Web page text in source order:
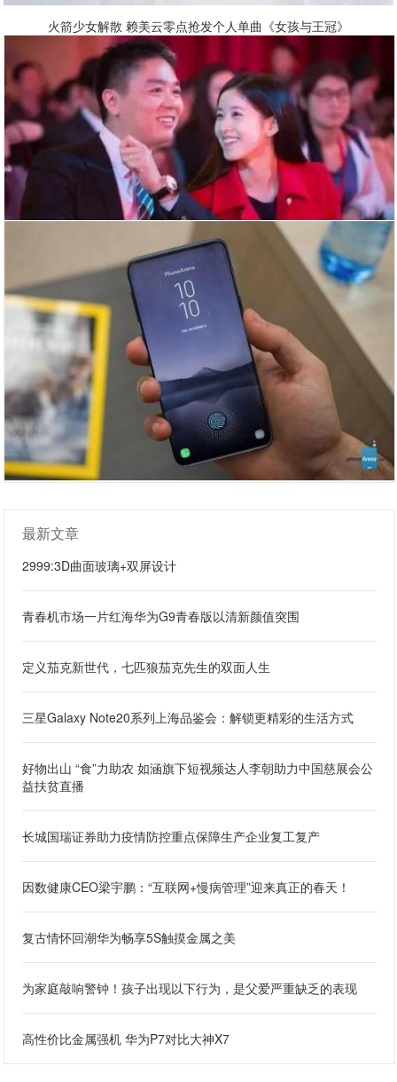
火箭少女解散 赖美云零点抢发个人单曲《女孩与王冠》
最新文章
2999:3D曲面玻璃+双屏设计
青春机市场一片红海华为G9青春版以清新颜值突围
定义茄克新世代，七匹狼茄克先生的双面人生
三星Galaxy Note20系列上海品鉴会：解锁更精彩的生活方式
好物出山 “食”力助农 如涵旗下短视频达人李朝助力中国慈展会公
益扶贫直播
长城国瑞证券助力疫情防控重点保障生产企业复工复产
因数健康CEO梁宇鹏：“互联网+慢病管理”迎来真正的春天！
复古情怀回潮华为畅享5S触摸金属之美
为家庭敲响警钟！孩子出现以下行为，是父爱严重缺乏的表现
高性价比金属强机 华为P7对比大神X7